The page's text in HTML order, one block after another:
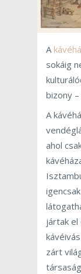
A
sokáig
bizony
A
ahol
jártak el
zárt